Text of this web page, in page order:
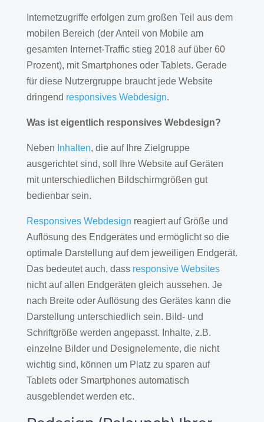
Internetzugriffe erfolgen zum großen Teil aus dem
mobilen Bereich (der Anteil von Mobile am
gesamten Internet-Traffic stieg 2018 auf über 60
Prozent), mit Smartphones oder Tablets. Gerade
für diese Nutzergruppe braucht jede Website
dringend responsives Webdesign.
Was ist eigentlich responsives Webdesign?
Neben Inhalten, die auf Ihre Zielgruppe
ausgerichtet sind, soll Ihre Website auf Geräten
mit unterschiedlichen Bildschirmgrößen gut
bedienbar sein.
Responsives Webdesign reagiert auf Größe und
Auflösung des Endgerätes und ermöglicht so die
optimale Darstellung auf dem jeweiligen Endgerät.
Das bedeutet auch, dass responsive Websites
nicht auf allen Endgeräten gleich aussehen. Je
nach Breite oder Auflösung des Gerätes kann die
Darstellung unterschiedlich sein. Bild- und
Schriftgröße werden angepasst. Inhalte, z.B.
einzelne Bilder und Designelemente, die nicht
wichtig sind, können um Platz zu sparen auf
Tablets oder Smartphones automatisch
ausgeblendet werden etc.